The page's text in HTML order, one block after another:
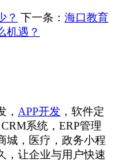
？ 下一条： 海口教育
机遇？
， APP开发 ，软件定
系统，ERP管理
城，医疗，政务小程
，让企业与用户快速